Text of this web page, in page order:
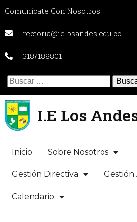
Comunícate Con Nosotros
rectoria@ielosandes.edu.co
3187188801
Buscar:
I.E Los
Inicio Sobre Nosotros
Gestión Directiva Gestión
Calendario